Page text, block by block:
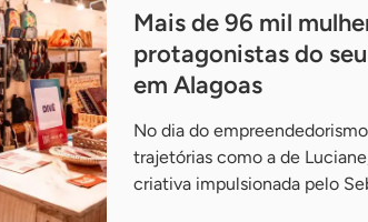
Mais de 96 mil
protagonistas do
em Alagoas
No dia do
trajetórias como a de
criativa impulsionada pelo